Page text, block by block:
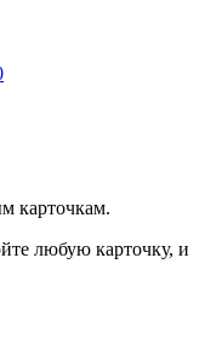
карточкам.
любую карточку, и